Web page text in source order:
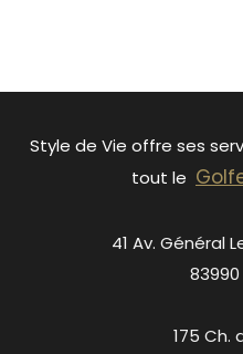
Style de Vie offre ses
tout le
41 Av. Général
175 Ch.